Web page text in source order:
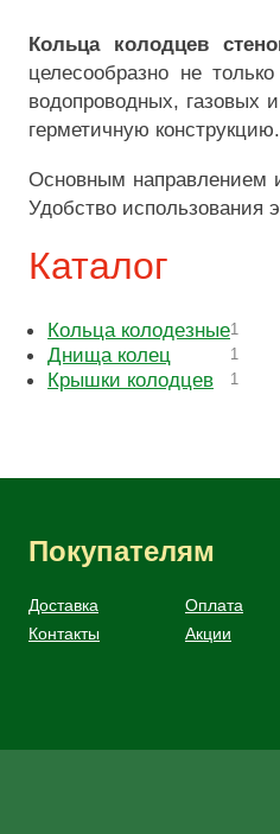
Кольца колодцев
целесообразно не
водопроводных, газовых
герметичную
Основным направлением
Удобство использования
Каталог
Кольца колодезные1
Днища колец 1
Крышки колодцев 1
Покупателям
Доставка
Оплата
Контакты
Акции